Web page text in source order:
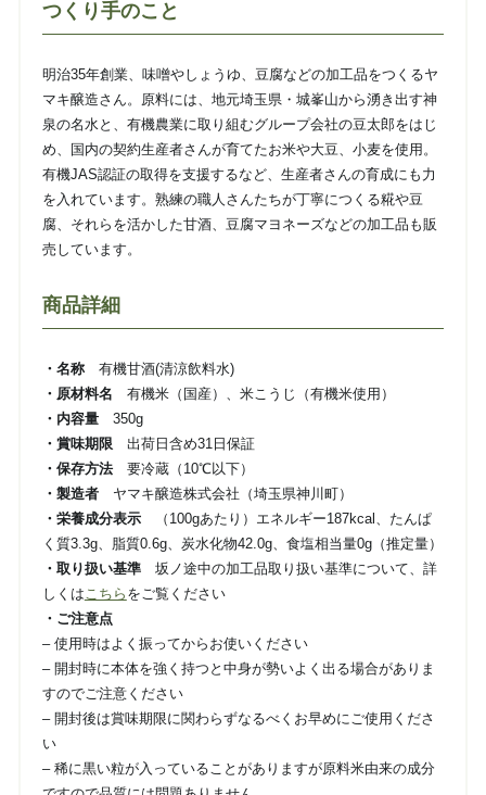
つくり手のこと
明治35年創業、味噌やしょうゆ、豆腐などの加工品をつくるヤ
マキ醸造さん。原料には、地元埼玉県・城峯山から湧き出す神
泉の名水と、有機農業に取り組むグループ会社の豆太郎をはじ
め、国内の契約生産者さんが育てたお米や大豆、小麦を使用。
有機JAS認証の取得を支援するなど、生産者さんの育成にも力
を入れています。熟練の職人さんたちが丁寧につくる糀や豆
腐、それらを活かした甘酒、豆腐マヨネーズなどの加工品も販
売しています。
商品詳細
・名称有機甘酒(清涼飲料水)
・原材料名 有機米（国産）、米こうじ（有機米使用）
・内容量350g
・賞味期限 出荷日含め31日保証
・保存方法要冷蔵（10℃以下）
・製造者ヤマキ醸造株式会社（埼玉県神川町）
・栄養成分表示（100gあたり）エネルギー187kcal、たんぱ
く質3.3g、脂質0.6g、炭水化物42.0g、食塩相当量0g（推定量）
・取り扱い基準坂ノ途中の加工品取り扱い基準について、詳
しくは こちら をご覧ください
・ご注意点
– 使用時はよく振ってからお使いください
– 開封時に本体を強く持つと中身が勢いよく出る場合がありま
すのでご注意ください
– 開封後は賞味期限に関わらずなるべくお早めにご使用くださ
い
– 稀に黒い粒が入っていることがありますが原料米由来の成分